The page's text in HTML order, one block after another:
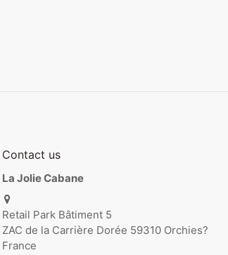
Contact us
La Jolie Cabane
Retail Park Bâtiment 5
ZAC de la Carrière Dorée 59310 Orchies?
France